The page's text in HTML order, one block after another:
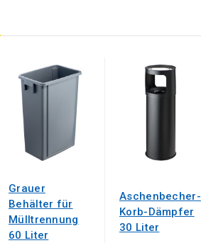
Grauer
Behälter für
Mülltrennung
60 Liter
Aschenbecher-
Korb-Dämpfer
30 Liter